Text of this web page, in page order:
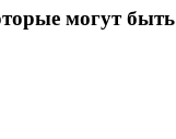
могут быть